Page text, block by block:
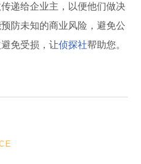
递给企业主，以便他们做决
防未知的商业风险，避免公
免受损，让侦探社帮助您。